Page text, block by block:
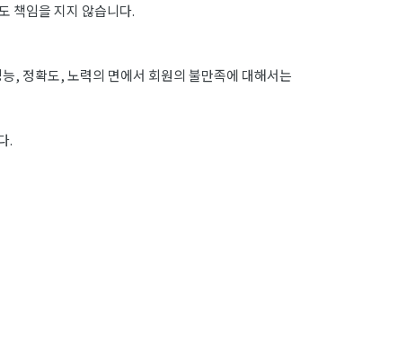
책임을 지지 않습니다.
, 정확도, 노력의 면에서 회원의 불만족에 대해서는
.